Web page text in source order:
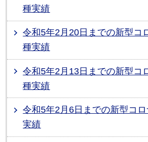
種実績
令和5年2月20日までの新型コ
種実績
令和5年2月13日までの新型コ
種実績
令和5年2月6日までの新型コ
実績